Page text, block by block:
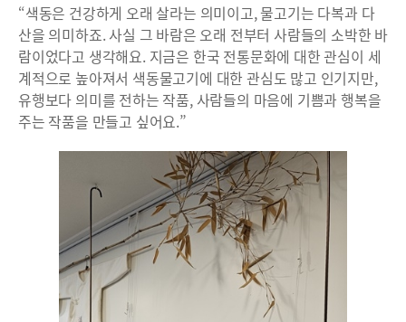
“색동은 건강하게 오래 살라는 의미이고, 물고기는 다복과 다
산을 의미하죠. 사실 그 바람은 오래 전부터 사람들의 소박한 바
람이었다고 생각해요. 지금은 한국 전통문화에 대한 관심이 세
계적으로 높아져서 색동물고기에 대한 관심도 많고 인기지만,
유행보다 의미를 전하는 작품, 사람들의 마음에 기쁨과 행복을
주는 작품을 만들고 싶어요.”